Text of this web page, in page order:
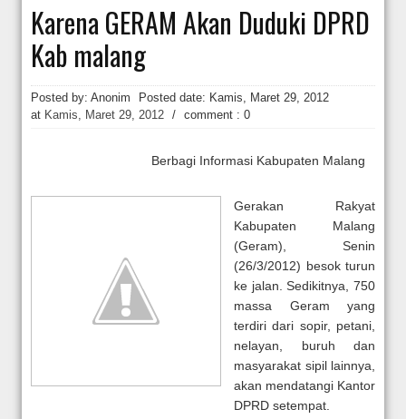
Orlando Gill Menjual Jerseynya untuk Membayar Tagihan Medis Bayi
Sidang Pra Peradilan Roy Suryo
Karena GERAM Akan Duduki DPRD
Kab malang
Posted by: Anonim Posted date: Kamis, Maret 29, 2012
at Kamis, Maret 29, 2012 / comment : 0
Berbagi Informasi Kabupaten Malang
Gerakan Rakyat
Kabupaten Malang
(Geram), Senin
(26/3/2012) besok turun
ke jalan. Sedikitnya, 750
massa Geram yang
terdiri dari sopir, petani,
nelayan, buruh dan
masyarakat sipil lainnya,
akan mendatangi Kantor
DPRD setempat.